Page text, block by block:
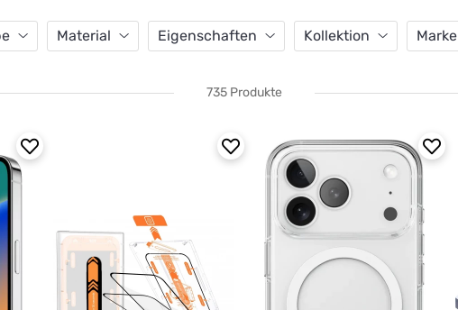
Material Eigenschaften Kollektion Marke
735 Produkte